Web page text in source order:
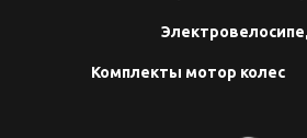
Комплекты мотор колес